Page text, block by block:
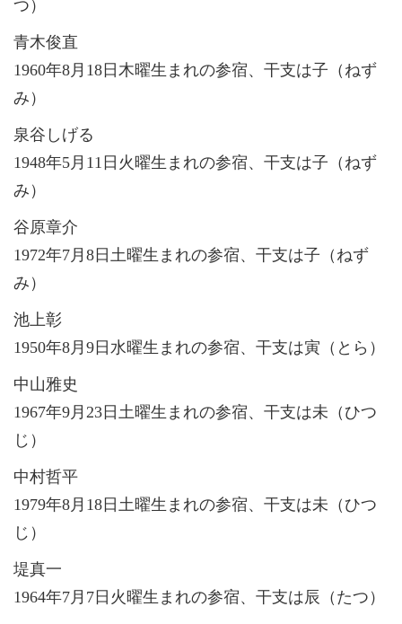
つ）
青木俊直
1960年8月18日木曜生まれの参宿、干支は子（ねず
み）
泉谷しげる
1948年5月11日火曜生まれの参宿、干支は子（ねず
み）
谷原章介
1972年7月8日土曜生まれの参宿、干支は子（ねず
み）
池上彰
1950年8月9日水曜生まれの参宿、干支は寅（とら）
中山雅史
1967年9月23日土曜生まれの参宿、干支は未（ひつ
じ）
中村哲平
1979年8月18日土曜生まれの参宿、干支は未（ひつ
じ）
堤真一
1964年7月7日火曜生まれの参宿、干支は辰（たつ）